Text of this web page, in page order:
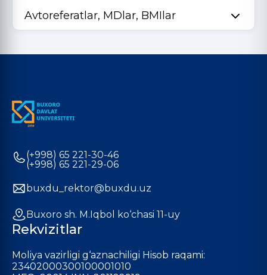
Avtoreferatlar, MDlar, BMIlar
(+998) 65 221-30-46
(+998) 65 221-29-06
buxdu_rektor@buxdu.uz
Buxoro sh. M.Iqbol ko‘chasi 11-uy
Rekvizitlar
Moliya vazirligi g‘aznachiligi Hisob raqami:
23402000300100001010